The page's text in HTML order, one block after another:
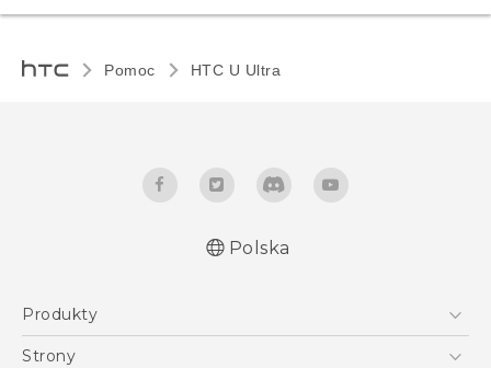
Pomoc HTC U Ultra‎
Polska
Produkty
Smartfony
Strony